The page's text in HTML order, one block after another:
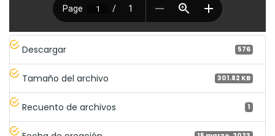
Descargar 576
Tamaño del archivo 301.82 KB
Recuento de archivos 1